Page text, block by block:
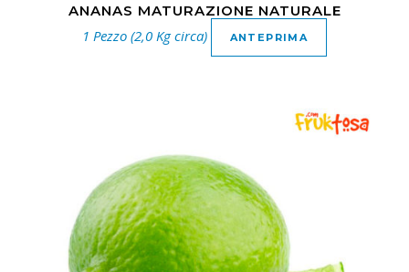
ANANAS MATURAZIONE NATURALE
1 Pezzo (2,0 Kg circa) ANTEPRIMA